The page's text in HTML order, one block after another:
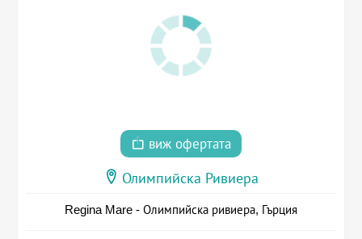
виж офертата
Олимпийска Ривиера
Regina Mare - Олимпийска ривиера, Гърция